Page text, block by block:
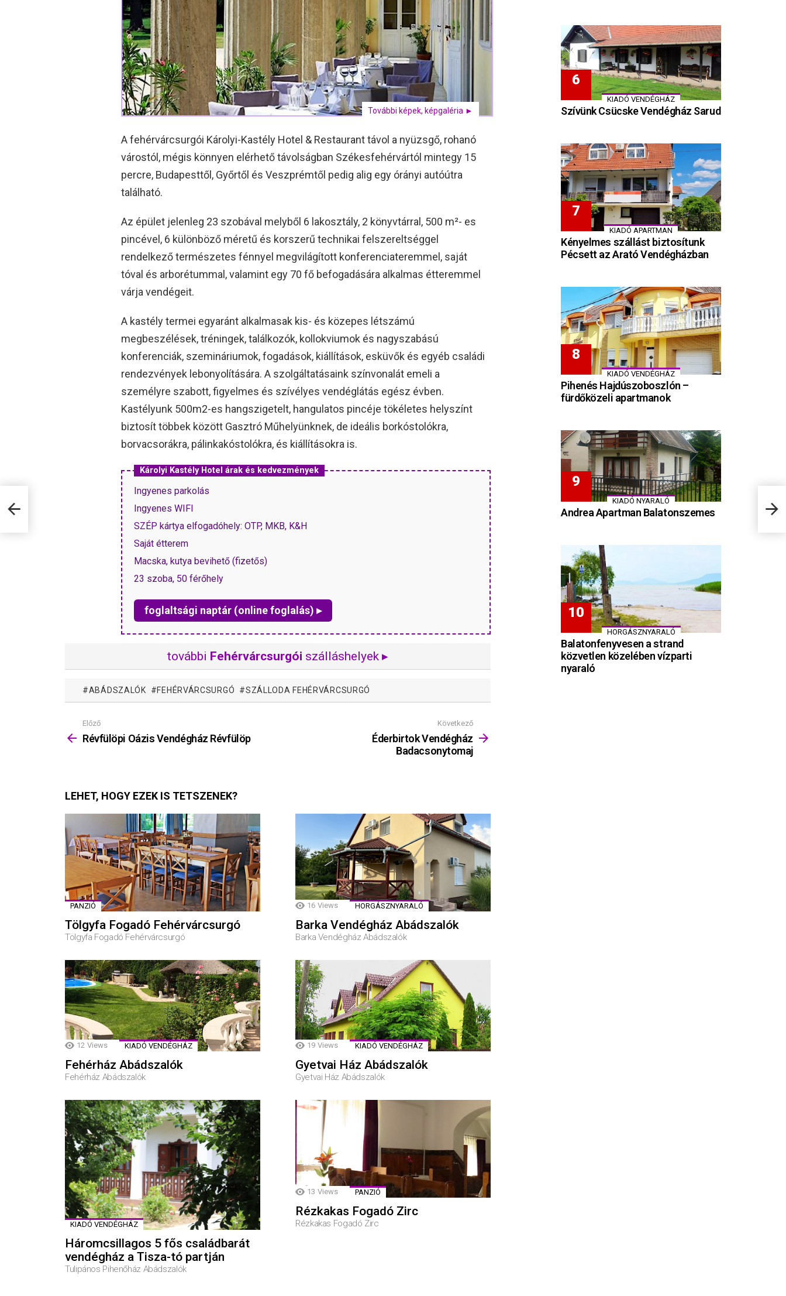
További képek, képgaléria ►
A fehérvárcsurgói Károlyi-Kastély Hotel & Restaurant távol a nyüzsgő, rohanó
várostól, mégis könnyen elérhető távolságban Székesfehérvártól mintegy 15
percre, Budapesttől, Győrtől és Veszprémtől pedig alig egy órányi autóútra
található.
Az épület jelenleg 23 szobával melyből 6 lakosztály, 2 könyvtárral, 500 m²- es
pincével, 6 különböző méretű és korszerű technikai felszereltséggel
rendelkező természetes fénnyel megvilágított konferenciateremmel, saját
tóval és arborétummal, valamint egy 70 fő befogadására alkalmas étteremmel
várja vendégeit.
A kastély termei egyaránt alkalmasak kis- és közepes létszámú
megbeszélések, tréningek, találkozók, kollokviumok és nagyszabású
konferenciák, szemináriumok, fogadások, kiállítások, esküvők és egyéb családi
rendezvények lebonyolítására. A szolgáltatásaink színvonalát emeli a
személyre szabott, figyelmes és szívélyes vendéglátás egész évben.
Kastélyunk 500m2-es hangszigetelt, hangulatos pincéje tökéletes helyszínt
biztosít többek között Gasztró Műhelyünknek, de ideális borkóstolókra,
borvacsorákra, pálinkakóstolókra, és kiállításokra is.
Károlyi Kastély Hotel árak és kedvezmények
Ingyenes parkolás
Ingyenes WIFI
SZÉP kártya elfogadóhely: OTP, MKB, K&H
Saját étterem
Macska, kutya bevihető (fizetős)
23 szoba, 50 férőhely
foglaltsági naptár (online foglalás) ▸
további Fehérvárcsurgói szálláshelyek ▸
ABÁDSZALÓK FEHÉRVÁRCSURGÓ SZÁLLODA FEHÉRVÁRCSURGÓ
Mutass
többet
Előző
Révfülöpi Oázis Vendégház Révfülöp
Következő
Éderbirtok Vendégház
Badacsonytomaj
LEHET, HOGY EZEK IS TETSZENEK?
PANZIÓ
Tölgyfa Fogadó Fehérvárcsurgó
Tölgyfa Fogadó Fehérvárcsurgó
16 Views HORGÁSZNYARALÓ
Barka Vendégház Abádszalók
Barka Vendégház Abádszalók
12 Views KIADÓ VENDÉGHÁZ
Fehérház Abádszalók
Fehérház Abádszalók
19 Views KIADÓ VENDÉGHÁZ
Gyetvai Ház Abádszalók
Gyetvai Ház Abádszalók
KIADÓ VENDÉGHÁZ
Háromcsillagos 5 fős családbarát
vendégház a Tisza-tó partján
Tulipános Pihenőház Abádszalók
13 Views PANZIÓ
Rézkakas Fogadó Zirc
Rézkakas Fogadó Zirc
KIADÓ VENDÉGHÁZ
Szívünk Csücske Vendégház Sarud
KIADÓ APARTMAN
Kényelmes szállást biztosítunk
Pécsett az Arató Vendégházban
KIADÓ VENDÉGHÁZ
Pihenés Hajdúszoboszlón –
fürdőközeli apartmanok
KIADÓ NYARALÓ
Andrea Apartman Balatonszemes
HORGÁSZNYARALÓ
Balatonfenyvesen a strand
közvetlen közelében vízparti
nyaraló